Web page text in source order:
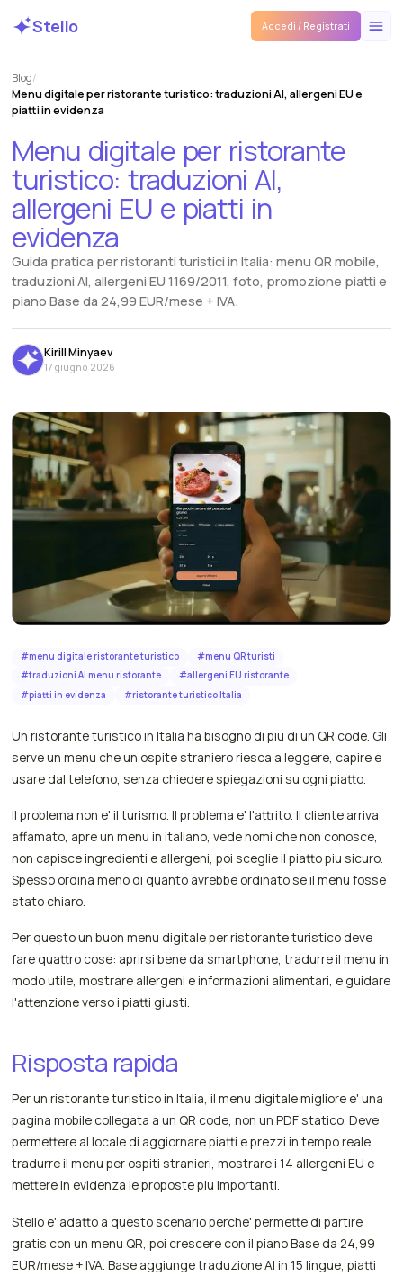
Stello Accedi / Registrati
Blog/
Menu digitale per ristorante turistico: traduzioni AI, allergeni EU e
piatti in evidenza
Menu digitale per ristorante
turistico:traduzioni AI,
allergeni EU e piatti in
evidenza
Guida pratica per ristoranti turistici in Italia: menu QR mobile,
traduzioni AI, allergeni EU 1169/2011, foto, promozione piatti e
piano Base da 24,99 EUR/mese + IVA.
Kirill Minyaev
17 giugno 2026
#menu digitale ristorante turistico #menu QR turisti
#traduzioni AI menu ristorante #allergeni EU ristorante
#piatti in evidenza #ristorante turistico Italia
Un ristorante turistico in Italia ha bisogno di piu di un QR code. Gli
serve un menu che un ospite straniero riesca a leggere, capire e
usare dal telefono, senza chiedere spiegazioni su ogni piatto.
Il problema non e' il turismo. Il problema e' l'attrito. Il cliente arriva
affamato, apre un menu in italiano, vede nomi che non conosce,
non capisce ingredienti e allergeni, poi sceglie il piatto piu sicuro.
Spesso ordina meno di quanto avrebbe ordinato se il menu fosse
stato chiaro.
Per questo un buon menu digitale per ristorante turistico deve
fare quattro cose: aprirsi bene da smartphone, tradurre il menu in
modo utile, mostrare allergeni e informazioni alimentari, e guidare
l'attenzione verso i piatti giusti.
Risposta rapida
Per un ristorante turistico in Italia, il menu digitale migliore e' una
pagina mobile collegata a un QR code, non un PDF statico. Deve
permettere al locale di aggiornare piatti e prezzi in tempo reale,
tradurre il menu per ospiti stranieri, mostrare i 14 allergeni EU e
mettere in evidenza le proposte piu importanti.
Stello e' adatto a questo scenario perche' permette di partire
gratis con un menu QR, poi crescere con il piano Base da 24,99
EUR/mese + IVA. Base aggiunge traduzione AI in 15 lingue, piatti